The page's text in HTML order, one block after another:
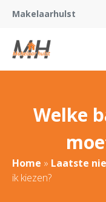
Makelaarhulst
Welke
Home » Laatste
ik kiezen?